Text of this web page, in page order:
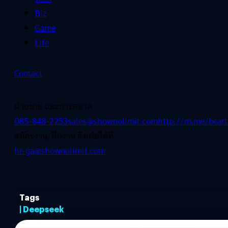
Biz
Game
Life
Contact
ฝ่ายขาย และการตลาด
085-848-2253sales@shownolimit.comhttp://m.me/
สมัครงาน/ฝึกงาน ติดต่อได้ที่
hr-ga@shownolimit.com
Tags
| Deepseek